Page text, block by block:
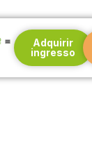
Adquirir
ingresso